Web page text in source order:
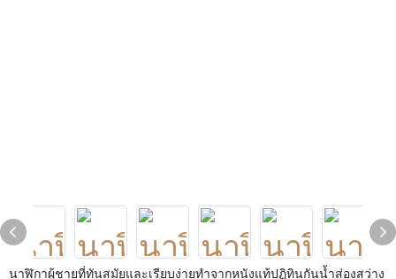
นาฬิกาผู้ชายที่ทันสมัยและเรียบง่ายทำจากหนังแท้ปฏิทินกันน้ำส่องสว่าง